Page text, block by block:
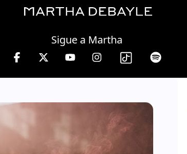
Sigue a Martha